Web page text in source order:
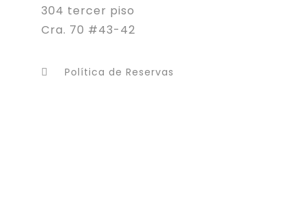
304 tercer piso
Cra. 70 #43-42
Política de Reservas